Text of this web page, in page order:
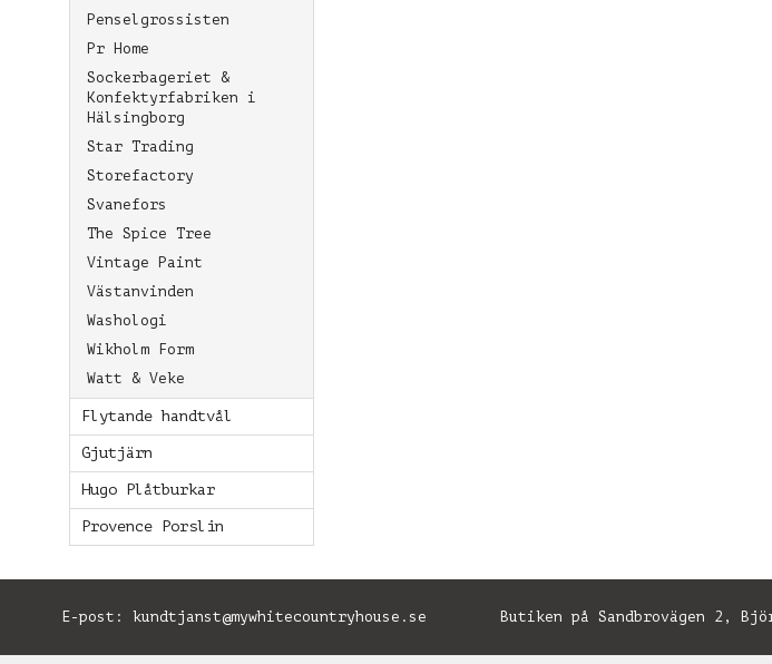
Penselgrossisten
Pr Home
Sockerbageriet &
Konfektyrfabriken i
Hälsingborg
Star Trading
Storefactory
Svanefors
The Spice Tree
Vintage Paint
Västanvinden
Washologi
Wikholm Form
Watt & Veke
Flytande handtvål
Gjutjärn
Hugo Plåtburkar
Provence Porslin
E-post: kundtjanst@mywhitecountryhouse.se Butiken på Sandbrovägen 2,